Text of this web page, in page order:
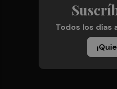
Todos los días